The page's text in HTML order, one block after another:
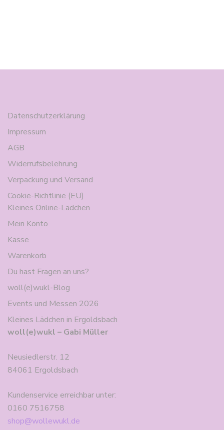
Datenschutzerklärung
Impressum
AGB
Widerrufsbelehrung
Verpackung und Versand
Cookie-Richtlinie (EU)
Kleines Online-Lädchen
Mein Konto
Kasse
Warenkorb
Du hast Fragen an uns?
woll(e)wukl-Blog
Events und Messen 2026
Kleines Lädchen in Ergoldsbach
woll(e)wukl – Gabi Müller
Neusiedlerstr. 12
84061 Ergoldsbach
Kundenservice erreichbar unter:
0160 7516758
shop@wollewukl.de